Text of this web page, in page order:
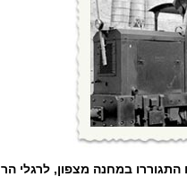
במחנה מצפון, לרגלי הר